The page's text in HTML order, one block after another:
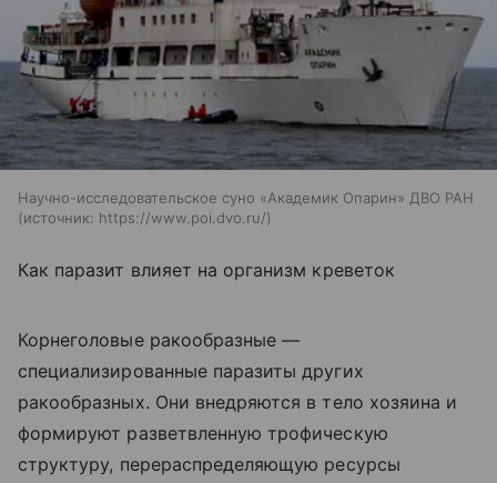
Научно-исследовательское суно «Академик Опарин» ДВО РАН
источник: https://www.poi.dvo.ru/
Как паразит влияет на организм креветок
Корнеголовые ракообразные —
специализированные паразиты других
ракообразных. Они внедряются в тело хозяина и
формируют разветвленную трофическую
структуру, перераспределяющую ресурсы